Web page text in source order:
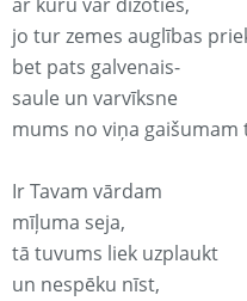
jo tur zemes auglības
bet pats galvenais-
saule un varvīksne
mums no viņa gaišumam
Ir Tavam vārdam
mīļuma seja,
tā tuvums liek uzplaukt
un nespēku nīst,